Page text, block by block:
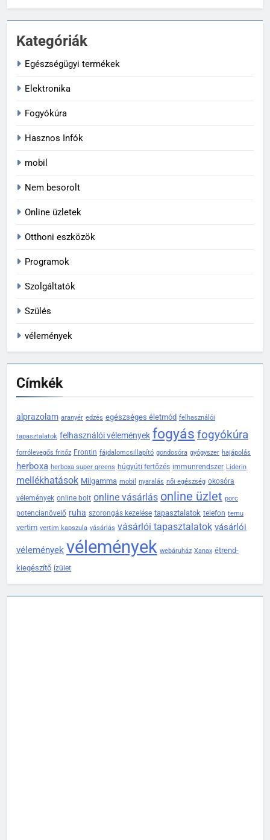
Kategóriák
Egészségügyi termékek
Elektronika
Fogyókúra
Hasznos Infók
mobil
Nem besorolt
Online üzletek
Otthoni eszközök
Programok
Szolgáltatók
Szülés
vélemények
Címkék
alprazolam aranyér edzés egészséges életmód felhasználói
tapasztalatok felhasználói vélemények fogyás fogyókúra
forrólevegős fritőz Frontin fájdalomcsillapító gondosóra gyógyszer hajápolás
herboxa herboxa super greens húgyúti fertőzés immunrendszer Liderin
mellékhatások Milgamma mobil nyaralás női egészség okosóra
vélemények online bolt online vásárlás online üzlet porc
potencianövelő ruha szorongás kezelése tapasztalatok telefon temu
vertim vertim kapszula vásárlás vásárlói tapasztalatok vásárlói
vélemények vélemények webáruház Xanax étrend-
kiegészítő ízület